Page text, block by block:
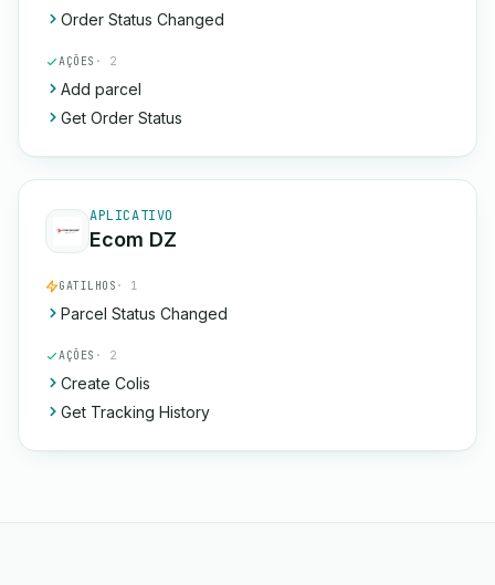
Order Status Changed
AÇÕES · 2
Add parcel
Get Order Status
APLICATIVO
Ecom DZ
GATILHOS · 1
Parcel Status Changed
AÇÕES · 2
Create Colis
Get Tracking History